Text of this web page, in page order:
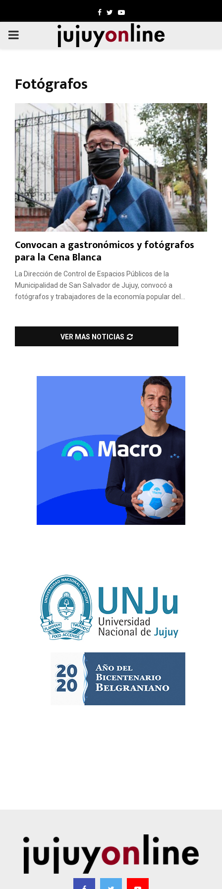
Facebook
TwitterYoutube
PRIMARY
Fotógrafos
Convocan a gastronómicos y fotógrafos
para la Cena Blanca
La Dirección de Control de Espacios Públicos de la
Municipalidad de San Salvador de Jujuy, convocó a
fotógrafos y trabajadores de la economía popular del...
VER MAS NOTICIAS